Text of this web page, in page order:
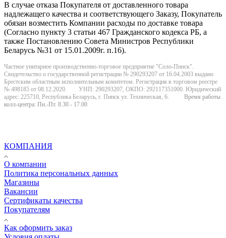
В случае отказа Покупателя от доставленного товара
надлежащего качества и соответствующего Заказу, Покупатель
обязан возместить Компании расходы по доставке товара
(Согласно пункту 3 статьи 467 Гражданского кодекса РБ, а
также Постановлению Совета Министров Республики
Беларусь №31 от 15.01.2009г. п.16).
Частное унитарное производственно-торговое предприятие "Соло-Пинск".
Свидетельство о государственной регистрации № 290293207 от 16.04.2003 выдано
Брестским областным исполнительным комитетом. Регистрация в торговом реестре
№ 498185 от 08.12.2020. УНП: 290293207, ОКПО: 292117351000. Юридический
адрес: 225710, Республика Беларусь, г. Пинск ул. Техническая, 6.
Время работы
колл-центра: Пн.-Пт. 8.30 - 17.00
КОМПАНИЯ
О компании
Политика персональных данных
Магазины
Вакансии
Сертификаты качества
Покупателям
Как оформить заказ